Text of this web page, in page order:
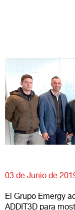
03 de Junio de
El Grupo Emergy
ADDIT3D para